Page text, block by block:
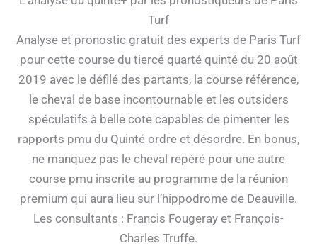
Turf
Analyse et pronostic gratuit des experts de Paris Turf
pour cette course du tiercé quarté quinté du 20 août
2019 avec le défilé des partants, la course référence,
le cheval de base incontournable et les outsiders
spéculatifs à belle cote capables de pimenter les
rapports pmu du Quinté ordre et désordre. En bonus,
ne manquez pas le cheval repéré pour une autre
course pmu inscrite au programme de la réunion
premium qui aura lieu sur l’hippodrome de Deauville.
Les consultants : Francis Fougeray et François-
Charles Truffe.